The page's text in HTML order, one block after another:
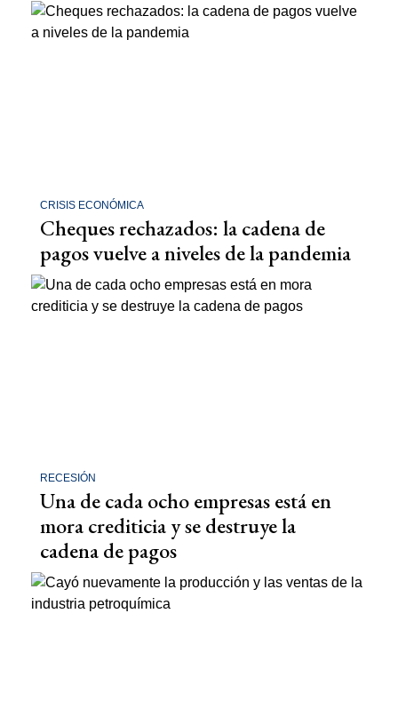
CRISIS ECONÓMICA
Cheques rechazados: la cadena de
pagos vuelve a niveles de la pandemia
RECESIÓN
Una de cada ocho empresas está en
mora crediticia y se destruye la
cadena de pagos